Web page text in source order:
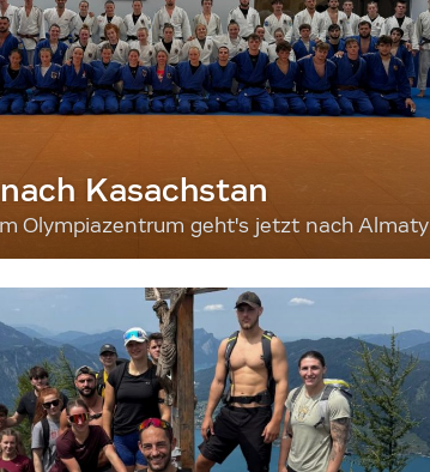
Kasachstan
Olympiazentrum geht's jetzt nach Almaty